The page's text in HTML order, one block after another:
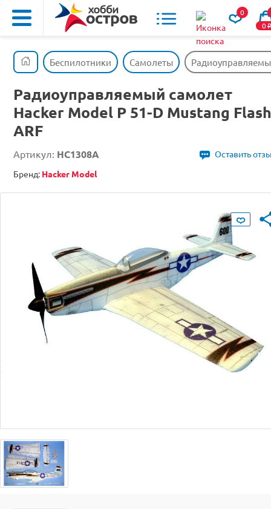
0
0o
Беспилотники Самолеты
Радиоуправляемый самолет
Hacker Model P 51-D Mustang Flash
ARF
Артикул: HC1308A
Оставить
Бренд: Hacker Model